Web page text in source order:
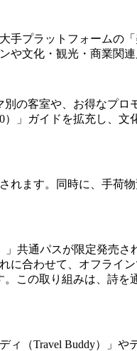
プラットフォームの
文化・観光・商業関
の客室や、お得なプロ
）」ガイドを拡充し、
ます。同時に、手荷
」共通パスが限定発売
合わせて、オフライ
。この取り組みは、詩
（Travel Buddy）」